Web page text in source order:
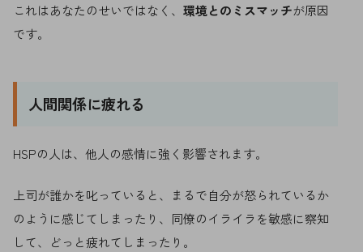
これはあなたのせいではなく、 環境とのミスマッチが原因
です。
人間関係に疲れる
HSPの人は、他人の感情に強く影響されます。
上司が誰かを叱っていると、まるで自分が怒られているか
のように感じてしまったり、同僚のイライラを敏感に察知
して、どっと疲れてしまったり。